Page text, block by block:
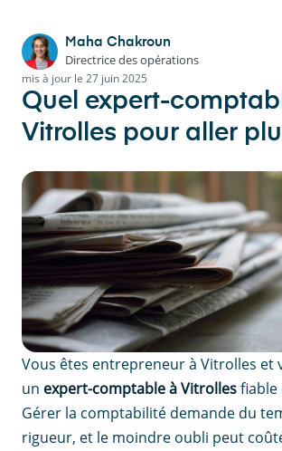
Maha Chakroun
Directrice des opérations
mis à jour le 27 juin 2025
Quel expert-
Vitrolles pour aller
Vous êtes entrepreneur à Vitrolles et
un expert-comptable à Vitrollesfiable
Gérer la comptabilité demande du
rigueur, et le moindre oubli peut